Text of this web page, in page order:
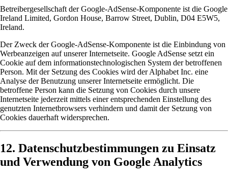
Betreibergesellschaft der Google-AdSense-Komponente ist die Google
Ireland Limited, Gordon House, Barrow Street, Dublin, D04 E5W5,
Ireland.
Der Zweck der Google-AdSense-Komponente ist die Einbindung von
Werbeanzeigen auf unserer Internetseite. Google AdSense setzt ein
Cookie auf dem informationstechnologischen System der betroffenen
Person. Mit der Setzung des Cookies wird der Alphabet Inc. eine
Analyse der Benutzung unserer Internetseite ermöglicht. Die
betroffene Person kann die Setzung von Cookies durch unsere
Internetseite jederzeit mittels einer entsprechenden Einstellung des
genutzten Internetbrowsers verhindern und damit der Setzung von
Cookies dauerhaft widersprechen.
12. Datenschutzbestimmungen zu Einsatz
und Verwendung von Google Analytics